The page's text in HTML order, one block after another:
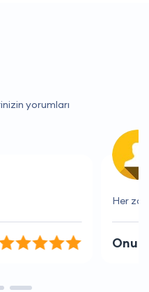
yorumları
firma